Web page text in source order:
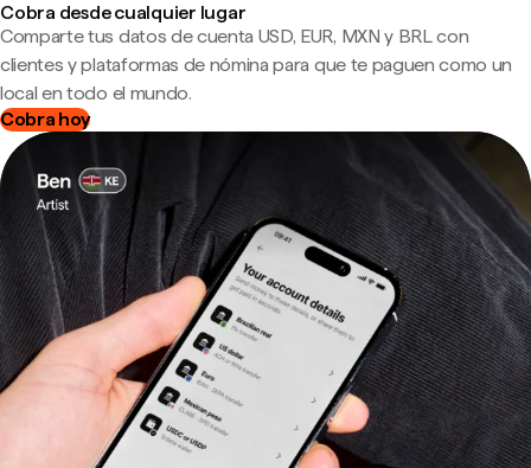
Cobra desde cualquier lugar
Comparte tus datos de cuenta USD, EUR, MXN y BRL con
clientes y plataformas de nómina para que te paguen como un
local en todo el mundo.
Cobra hoy